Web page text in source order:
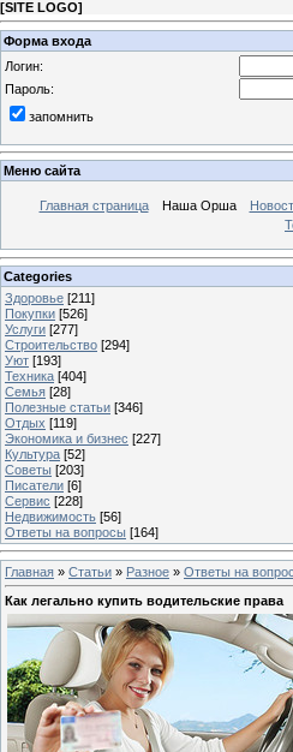
[SITE LOGO]
Форма входа
Логин:
Пароль:
запомнить
Меню сайта
Главная страница Наша Орша
Categories
Здоровье [211]
Покупки [526]
Услуги [277]
Строительство [294]
Уют [193]
Техника [404]
Семья [28]
Полезные статьи [346]
Отдых [119]
Экономика и бизнес [227]
Культура [52]
Советы [203]
Писатели [6]
Сервис [228]
Недвижимость [56]
Ответы на вопросы [164]
Главная » Статьи » Разное » Ответы на
Как легально купить водительские права